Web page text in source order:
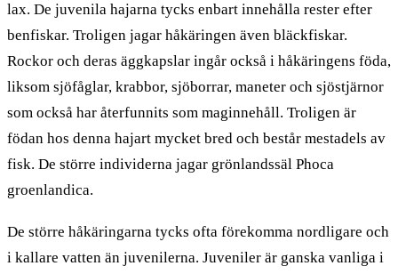
lax. De juvenila hajarna tycks enbart innehålla rester efter
benfiskar. Troligen jagar håkäringen även bläckfiskar.
Rockor och deras äggkapslar ingår också i håkäringens föda,
liksom sjöfåglar, krabbor, sjöborrar, maneter och sjöstjärnor
som också har återfunnits som maginnehåll. Troligen är
födan hos denna hajart mycket bred och består mestadels av
fisk. De större individerna jagar grönlandssäl Phoca
groenlandica.
De större håkäringarna tycks ofta förekomma nordligare och
i kallare vatten än juvenilerna. Juveniler är ganska vanliga i